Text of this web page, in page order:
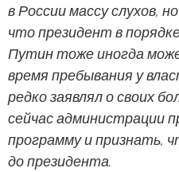
в России массу слухов,
что президент в
Путин тоже иногда
время пребывания у
редко заявлял о своих
сейчас администрации
программу и признать,
до президента.